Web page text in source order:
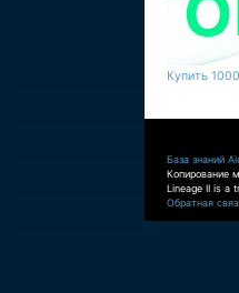
Купить
База знаний
Копирование
Lineage II is a
Обратная